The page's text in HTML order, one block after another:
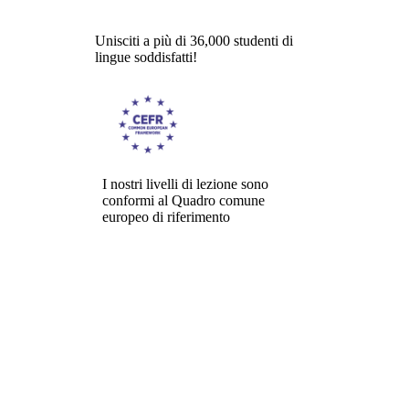
Unisciti a più di 36,000 studenti di
lingue soddisfatti!
I nostri livelli di lezione sono
conformi al Quadro comune
europeo di riferimento